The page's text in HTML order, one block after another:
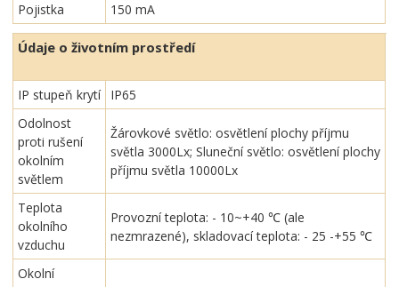
Pojistka 150 mA
Údaje o životním prostředí
IP stupeň krytí
IP65
Odolnost
proti rušení
okolním
světlem
Žárovkové světlo: osvětlení plochy příjmu
světla 3000Lx; Sluneční světlo: osvětlení plochy
příjmu světla 10000Lx
Teplota
okolního
vzduchu
Provozní teplota: - 10~+40 ℃ (ale
nezmrazené), skladovací teplota: - 25 -+55 ℃
Okolní